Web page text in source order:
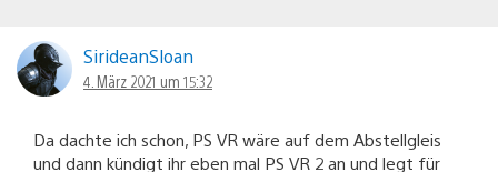
SirideanSloan
4. März 2021 um 15:32
Da dachte ich schon, PS VR wäre auf dem Abstellgleis
und dann kündigt ihr eben mal PS VR 2 an und legt für